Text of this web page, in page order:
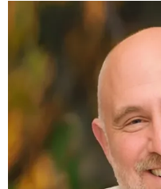
Asha Pandya
Gastlehrende
Infos zur Person